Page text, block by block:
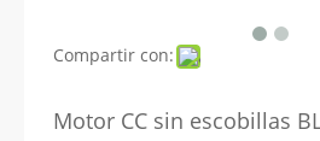
Compartir con:
Motor CC sin escobillas